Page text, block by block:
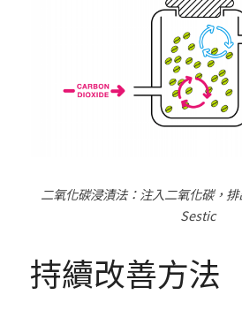
二氧化碳浸漬法：注入二氧化碳，排
Sestic
持續改善方法